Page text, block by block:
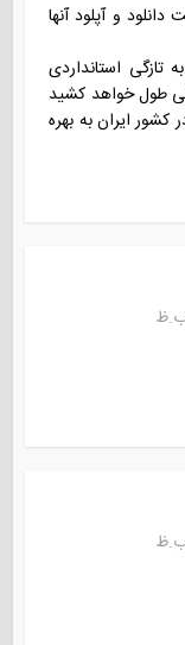
و آپلود آنها
تازگی استانداردی
طول خواهد کشید
ایران به بهره